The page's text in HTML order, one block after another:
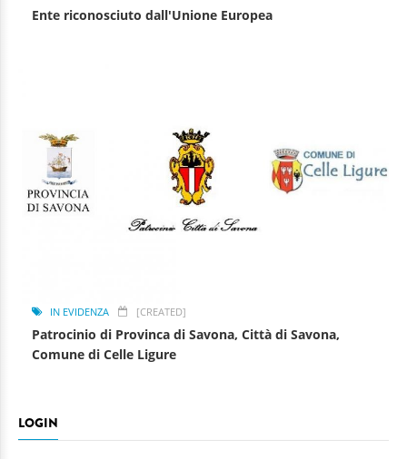
Ente riconosciuto dall'Unione Europea
IN EVIDENZA [CREATED]
Patrocinio di Provinca di Savona, Città di Savona,
Comune di Celle Ligure
LOGIN